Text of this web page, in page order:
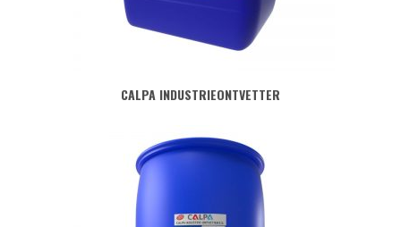
CALPA INDUSTRIEONTVETTER